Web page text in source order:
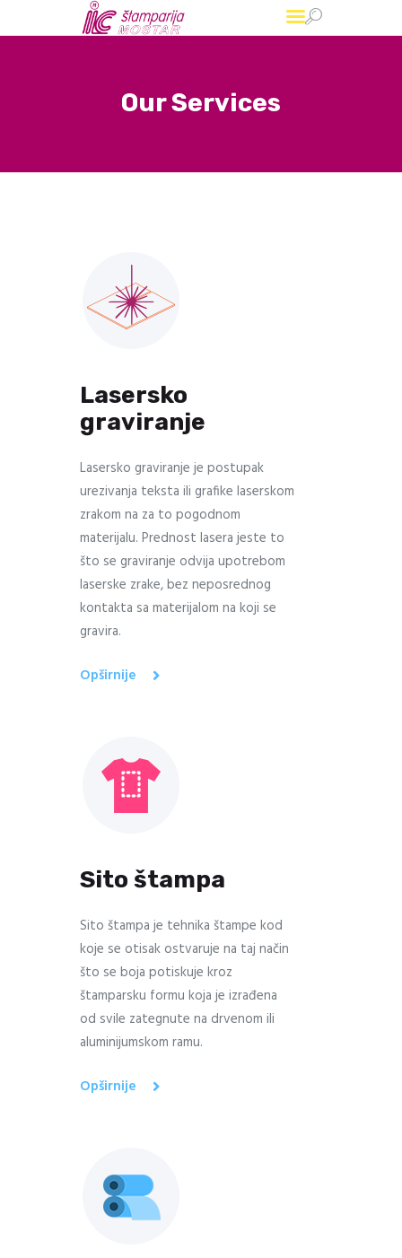
Our Services
Grafičko, izdavačko i trgovačko preduzeće
O nama
Lasersko
graviranje
Lasersko graviranje je postupak
urezivanja teksta ili grafike laserskom
zrakom na za to pogodnom
materijalu. Prednost lasera jeste to
što se graviranje odvija upotrebom
laserske zrake, bez neposrednog
kontakta sa materijalom na koji se
gravira.
Opširnije
Sito štampa
Sito štampa je tehnika štampe kod
koje se otisak ostvaruje na taj način
što se boja potiskuje kroz
štamparsku formu koja je izrađena
od svile zategnute na drvenom ili
aluminijumskom ramu.
Opširnije